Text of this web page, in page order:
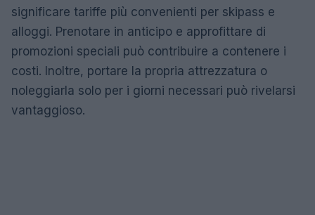
significare tariffe più convenienti per skipass e
alloggi. Prenotare in anticipo e approfittare di
promozioni speciali può contribuire a contenere i
costi. Inoltre, portare la propria attrezzatura o
noleggiarla solo per i giorni necessari può rivelarsi
vantaggioso.